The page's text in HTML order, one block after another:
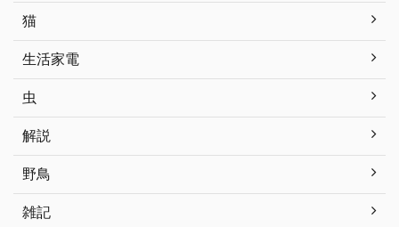
猫
生活家電
虫
解説
野鳥
雑記